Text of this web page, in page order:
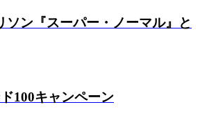
ソン『スーパー・ノーマル』と
100キャンペーン